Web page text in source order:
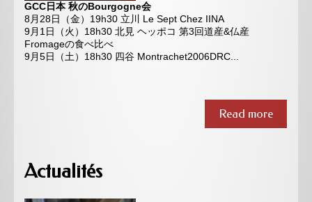
GCC日本 秋のBourgogne会
8月28日（金）19h30 立川 Le Sept Chez IINA
9月1日（火）18h30 北見 ヘッポコ 第3回道産&仏産
Fromageの食べ比べ
9月5日（土）18h30 四谷 Montrachet2006DRC...
Read more
Actualités